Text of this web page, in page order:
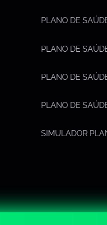
PLANO DE
PLANO DE
PLANO DE
PLANO DE
SIMULADOR